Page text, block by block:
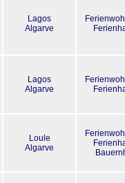
Lagos
Algarve
Lagos
Algarve
Loule
Algarve